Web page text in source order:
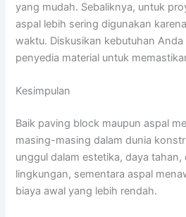
yang mudah. Sebaliknya, untuk
aspal lebih sering digunakan
waktu. Diskusikan kebutuhan
penyedia material untuk
Kesimpulan
Baik paving block maupun aspal
masing-masing dalam dunia
unggul dalam estetika, daya tahan,
lingkungan, sementara aspal
biaya awal yang lebih rendah.